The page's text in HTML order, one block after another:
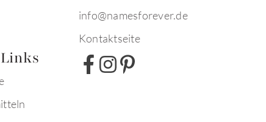
info@namesforever.de
Kontaktseite